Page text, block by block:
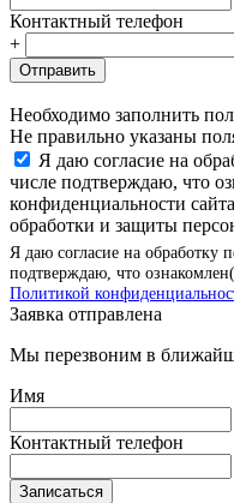
Контактный телефон
+
Отправить
Необходимо заполнить
Не правильно указаны
Я даю согласие на
числе подтверждаю, что
конфиденциальности
обработки и защиты
Я даю согласие на обработку
подтверждаю, что
Политикой
Заявка отправлена
Мы перезвоним в
Имя
Контактный телефон
Записаться